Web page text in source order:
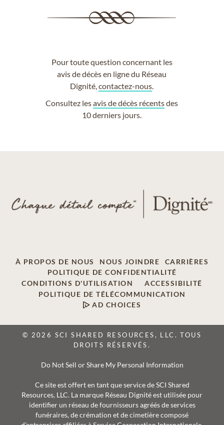
Pour toute question concernant les
avis de décès en ligne du Réseau
Dignité,contactez-nous
Consultez lesavis de décès récentsdes
10 derniers jours.
À PROPOS DE NOUS NOUS JOINDRE
CARRIÈRES
POLITIQUE DE CONFIDENTIALITÉ
CONDITIONS D'UTILISATION
ACCESSIBILITÉ
POLITIQUE DE TÉLÉCOMMUNICATION
AD CHOICES
© 2026 SCI SHARED RESOURCES, LLC. TOUS
DROITS RÉSERVÉS.
Do Not Sell or Share My Personal Information
Ce site est offert en tant que service de SCI Shared
Resources, LLC. La marque Réseau Dignité est utilisée pour
identifier un réseau de fournisseurs agréés de services
funéraires, de crémation et de cimetière composé